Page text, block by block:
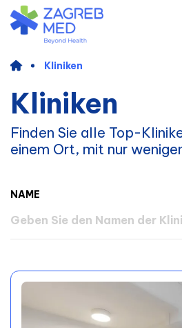
Kliniken
Kliniken
Finden Sie alle Top-
einem Ort, mit nur
NAME